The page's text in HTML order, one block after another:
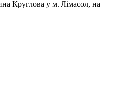
Круглова у м. Лімасол, на